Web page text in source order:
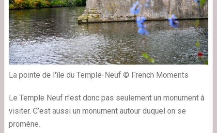
La pointe de l'île du Temple-Neuf © French Moments
Le Temple Neuf n’est donc pas seulement un monument à
visiter. C’est aussi un monument autour duquel on se
promène.